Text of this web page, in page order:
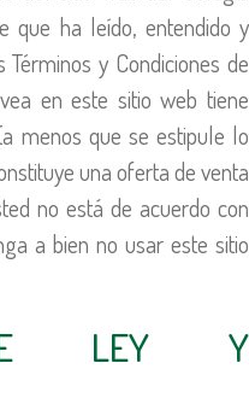
que ha leído, entendido y
y Condiciones de
en este sitio web tiene
menos que se estipule lo
una oferta de venta
no está de acuerdo con
a bien no usar este sitio
DE LEY Y